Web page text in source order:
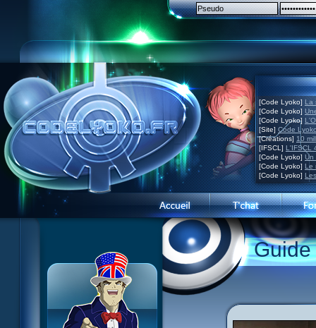
[Code Lyoko] La
[Code Lyoko]
[Code Lyoko]
[Site] Code
[Créations] 10
[IFSCL] L'IFSCL
[Code Lyoko] Un
[Code Lyoko] Le
[Code Lyoko]